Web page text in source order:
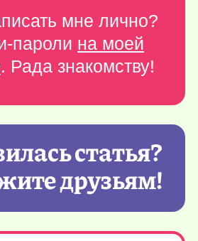
мне лично?
пароли на моей
. Рада знакомству!
статья?
друзьям!